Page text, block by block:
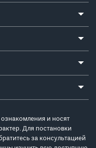
и носят
Для постановки
за консультацией